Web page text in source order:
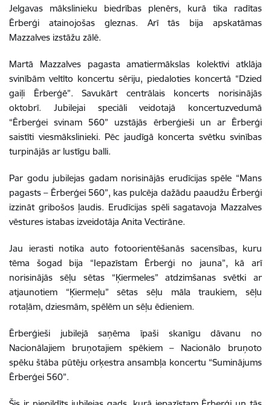
Jelgavas mākslinieku biedrības plenērs, kurā tika radītas
Ērberģi atainojošas gleznas. Arī tās bija apskatāmas
Mazzalves izstāžu zālē.
Martā Mazzalves pagasta amatiermākslas kolektīvi atklāja
svinībām veltīto koncertu sēriju, piedaloties koncertā “Dzied
gaiļi Ērberģē”. Savukārt centrālais koncerts norisinājās
oktobrī. Jubilejai speciāli veidotajā koncertuzvedumā
“Ērberģei svinam 560” uzstājās ērberģieši un ar Ērberģi
saistīti viesmākslinieki. Pēc jaudīgā koncerta svētku svinības
turpinājās ar lustīgu balli.
Par godu jubilejas gadam norisinājās erudīcijas spēle “Mans
pagasts – Ērberģei 560”, kas pulcēja dažādu paaudžu Ērberģi
izzināt gribošos ļaudis. Erudīcijas spēli sagatavoja Mazzalves
vēstures istabas izveidotāja Anita Vectirāne.
Jau ierasti notika auto fotoorientēšanās sacensības, kuru
tēma šogad bija “Iepazīstam Ērberģi no jauna”, kā arī
norisinājās sēļu sētas “Ķiermeles” atdzimšanas svētki ar
atjaunotiem “Ķiermeļu” sētas sēļu māla traukiem, sēļu
rotaļām, dziesmām, spēlēm un sēļu ēdieniem.
Ērberģieši jubilejā saņēma īpaši skanīgu dāvanu no
Nacionālajiem bruņotajiem spēkiem – Nacionālo bruņoto
spēku štāba pūtēju orķestra ansambļa koncertu “Suminājums
Ērberģei 560”.